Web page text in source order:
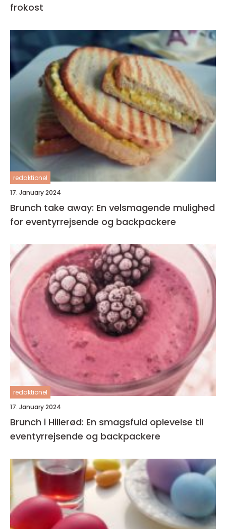
frokost
redaktionel
17. January 2024
Brunch take away: En velsmagende mulighed
for eventyrrejsende og backpackere
redaktionel
17. January 2024
Brunch i Hillerød: En smagsfuld oplevelse til
eventyrrejsende og backpackere